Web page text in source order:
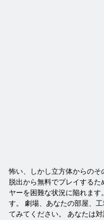
怖い、しかし立方体からの
脱出から無料でプレイする
ヤーを困難な状況に陥れま
す。 劇場、あなたの部屋、
てみてください。 あなたは